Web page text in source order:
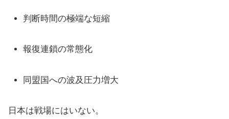
判断時間の極端な短縮
報復連鎖の常態化
同盟国への波及圧力増大
日本は戦場にはいない。